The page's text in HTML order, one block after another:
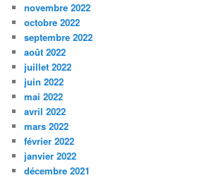
novembre 2022
octobre 2022
septembre 2022
août 2022
juillet 2022
juin 2022
mai 2022
avril 2022
mars 2022
février 2022
janvier 2022
décembre 2021